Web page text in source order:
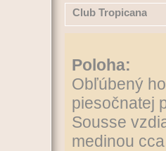
Club Tropicana
Poloha:
Obľúbený
piesočnatej
Sousse
medinou